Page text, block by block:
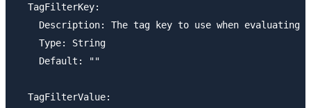
  TagFilterKey:
Description: The tag key to use when evaluating
    Type: String
    Default: ""
  TagFilterValue: